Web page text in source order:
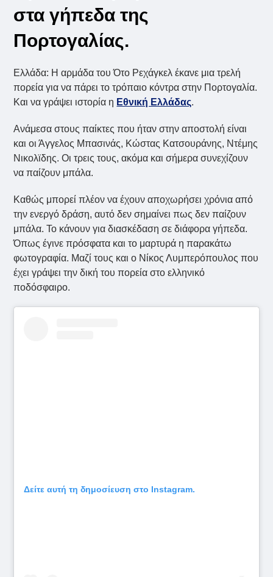
στα γήπεδα της
Πορτογαλίας.
Ελλάδα: Η αρμάδα του Ότο Ρεχάγκελ έκανε μια τρελή
πορεία για να πάρει το τρόπαιο κόντρα στην Πορτογαλία.
Και να γράψει ιστορία η Εθνική Ελλάδας.
Ανάμεσα στους παίκτες που ήταν στην αποστολή είναι
και οι Άγγελος Μπασινάς, Κώστας Κατσουράνης, Ντέμης
Νικολϊδης. Οι τρεις τους, ακόμα και σήμερα συνεχίζουν
να παίζουν μπάλα.
Καθώς μπορεί πλέον να έχουν αποχωρήσει χρόνια από
την ενεργό δράση, αυτό δεν σημαίνει πως δεν παίζουν
μπάλα. Το κάνουν για διασκέδαση σε διάφορα γήπεδα.
Όπως έγινε πρόσφατα και το μαρτυρά η παρακάτω
φωτογραφία. Μαζί τους και ο Νίκος Λυμπερόπουλος που
έχει γράψει την δική του πορεία στο ελληνικό
ποδόσφαιρο.
Δείτε αυτή τη δημοσίευση στο Instagram.